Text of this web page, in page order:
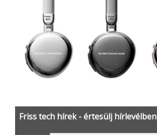
Friss tech hírek - értesülj hírlevélben